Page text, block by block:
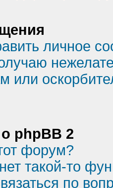
личное
или
phpBB 2
форум?
такой-то
по